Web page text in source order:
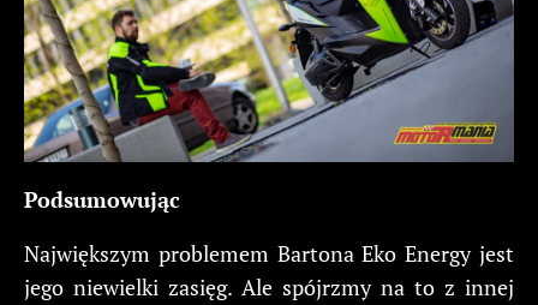
Podsumowując
Największym problemem Bartona Eko Energy jest
jego niewielki zasięg. Ale spójrzmy na to z innej